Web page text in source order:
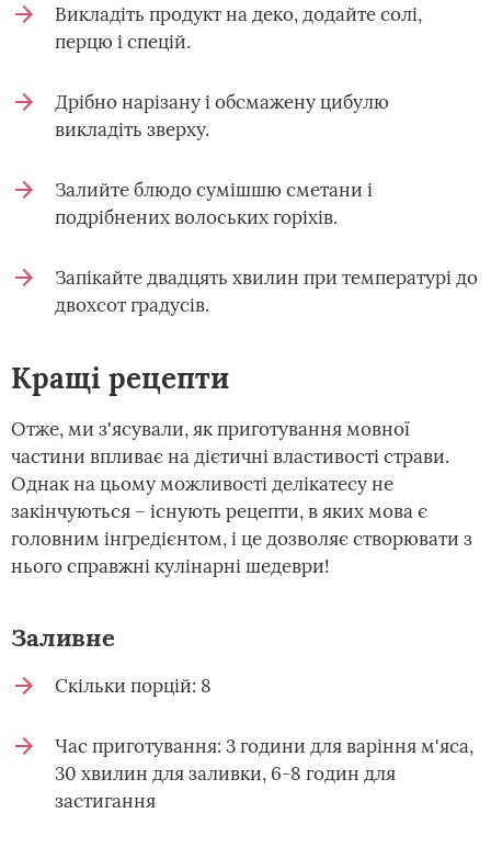
Викладіть продукт на деко, додайте солі,
перцю і спецій.
Дрібно нарізану і обсмажену цибулю
викладіть зверху.
Залийте блюдо сумішшю сметани і
подрібнених волоських горіхів.
Запікайте двадцять хвилин при температурі до
двохсот градусів.
Кращі рецепти
Отже, ми з'ясували, як приготування мовної
частини впливає на дієтичні властивості страви.
Однак на цьому можливості делікатесу не
закінчуються – існують рецепти, в яких мова є
головним інгредієнтом, і це дозволяє створювати з
нього справжні кулінарні шедеври!
Заливне
Скільки порцій: 8
Час приготування: 3 години для варіння м'яса,
30 хвилин для заливки, 6-8 годин для
застигання